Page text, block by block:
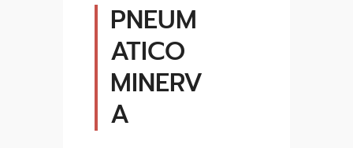
PNEUM
ATICO
MINERV
A